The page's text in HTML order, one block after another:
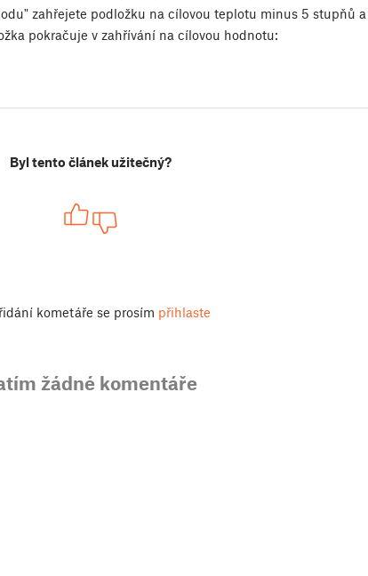
zahřejete podložku na cílovou teplotu minus 5 stupňů
pokračuje v zahřívání na cílovou hodnotu:
Byl tento článek užitečný?
kometáře se prosím přihlaste
žádné komentáře